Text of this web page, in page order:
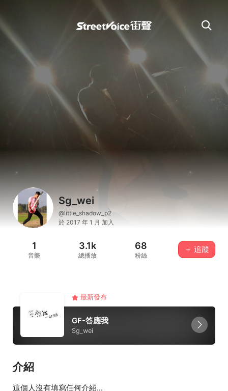
Sg_wei
@little_shadow_p2
於 2017 年 1 月 加入
1
音樂
3.1k
總播放
68
粉絲
＋ 追蹤
最新發布
GF-答應我
Sg_wei
介紹
這個人沒有填寫任何介紹...